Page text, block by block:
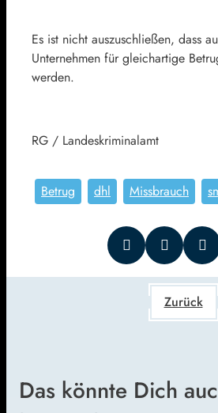
Es ist nicht auszuschließen, dass
Unternehmen für gleichartige
werden.
RG / Landeskriminalamt
Betrug dhl Missbrauch
Zurück
Das könnte Dich